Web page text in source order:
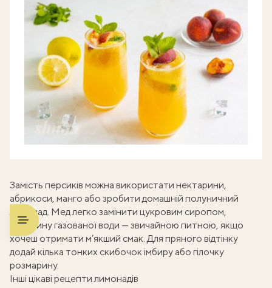
Замість персиків можна використати нектарини,
абрикоси, манго або зробитидомашній полуничний
лимонад. Мед легко замінити цукровим сиропом,
а частину газованої води — звичайною питною, якщо
хочеш отримати м’якший смак. Для пряного відтінку
додай кілька тонких скибочок імбиру або гілочку
розмарину.
Інші цікаві рецепти лимонадів